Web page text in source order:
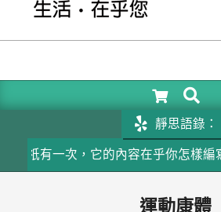
LIFE
SEARCH
靜思語錄：
一次，它的內容在乎你怎樣編寫
運動康體